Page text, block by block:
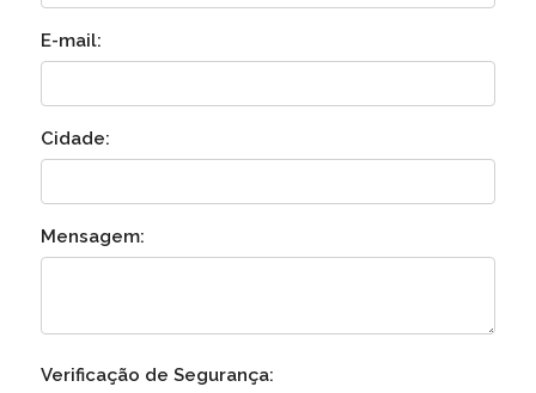
E-mail:
Cidade:
Mensagem:
Verificação de Segurança: